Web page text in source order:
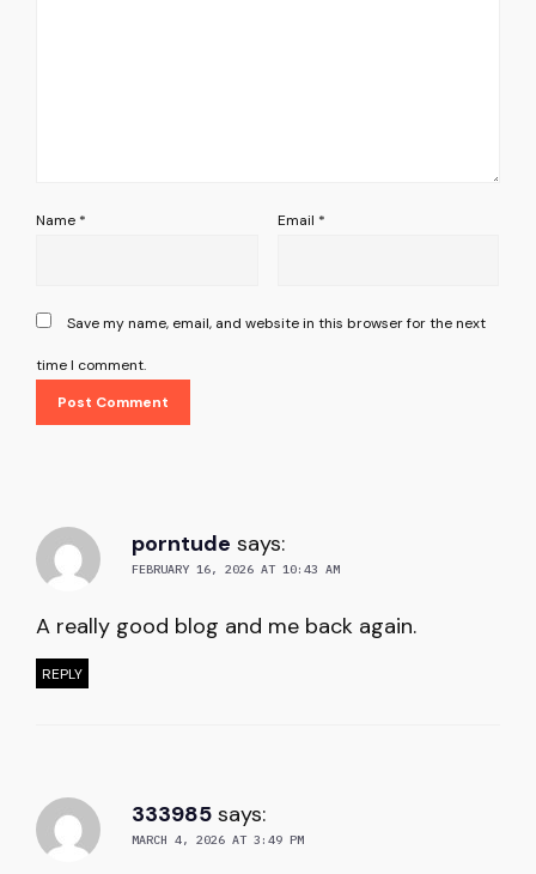
Name * Email *
Save my name, email, and website in this browser for the next
time I comment.
porntude says:
FEBRUARY 16, 2026 AT 10:43 AM
A really good blog and me back again.
REPLY
333985 says:
MARCH 4, 2026 AT 3:49 PM